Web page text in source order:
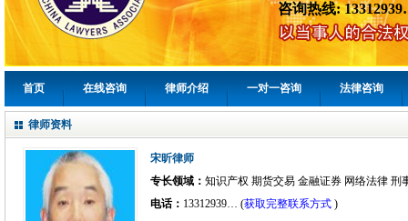
咨询热线:
首页 在线咨询 律师介绍 一对一咨询 法律咨询
律师资料
宋昕律师
专长领域： 知识产权 期货交易 金融证券 网络法律 刑
电话： 13312939… (获取完整联系方式 )